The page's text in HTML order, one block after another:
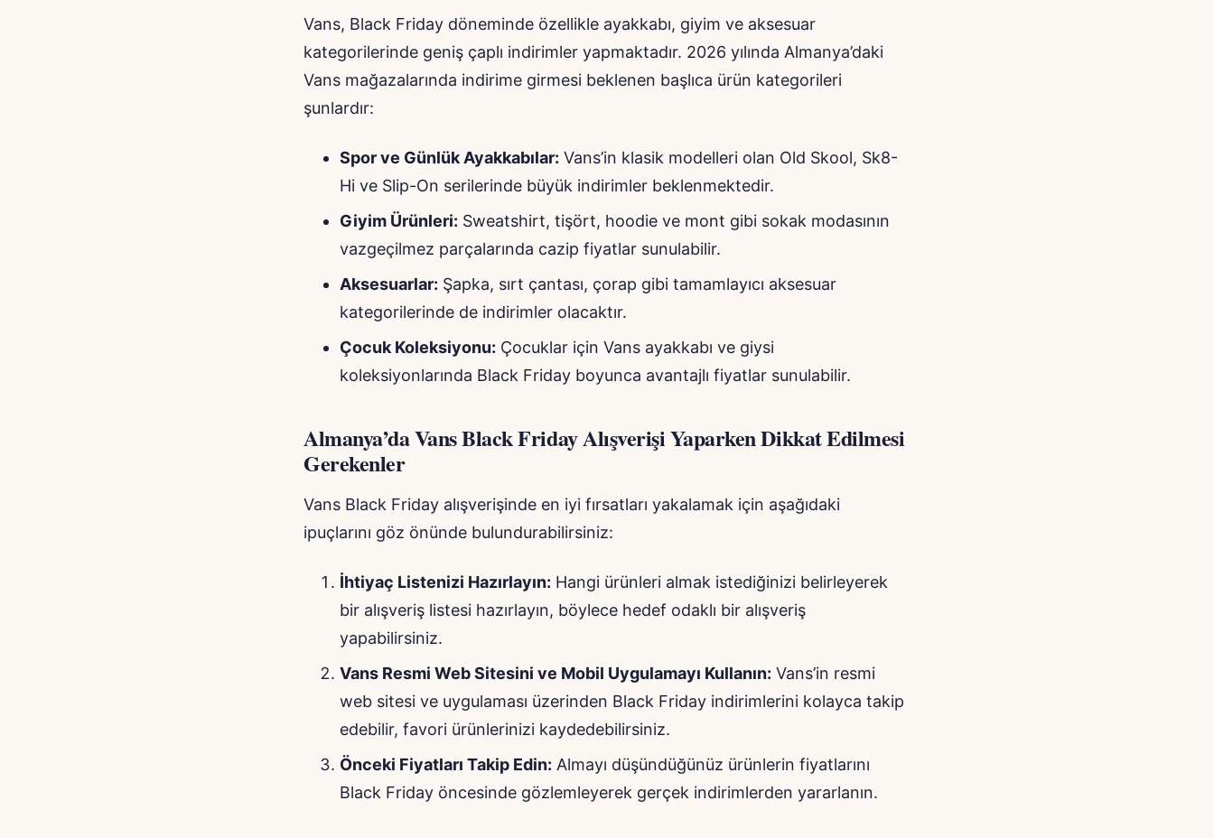
Vans, Black Friday döneminde özellikle ayakkabı, giyim ve aksesuar
kategorilerinde geniş çaplı indirimler yapmaktadır. 2026 yılında Almanya’daki
Vans mağazalarında indirime girmesi beklenen başlıca ürün kategorileri
şunlardır:
Spor ve Günlük Ayakkabılar: Vans’in klasik modelleri olan Old Skool, Sk8-
Hi ve Slip-On serilerinde büyük indirimler beklenmektedir.
Giyim Ürünleri: Sweatshirt, tişört, hoodie ve mont gibi sokak modasının
vazgeçilmez parçalarında cazip fiyatlar sunulabilir.
Aksesuarlar: Şapka, sırt çantası, çorap gibi tamamlayıcı aksesuar
kategorilerinde de indirimler olacaktır.
Çocuk Koleksiyonu: Çocuklar için Vans ayakkabı ve giysi
koleksiyonlarında Black Friday boyunca avantajlı fiyatlar sunulabilir.
Almanya’da Vans Black Friday Alışverişi Yaparken Dikkat Edilmesi
Gerekenler
Vans Black Friday alışverişinde en iyi fırsatları yakalamak için aşağıdaki
ipuçlarını göz önünde bulundurabilirsiniz:
İhtiyaç Listenizi Hazırlayın: Hangi ürünleri almak istediğinizi belirleyerek
bir alışveriş listesi hazırlayın, böylece hedef odaklı bir alışveriş
yapabilirsiniz.
Vans Resmi Web Sitesini ve Mobil Uygulamayı Kullanın: Vans’in resmi
web sitesi ve uygulaması üzerinden Black Friday indirimlerini kolayca takip
edebilir, favori ürünlerinizi kaydedebilirsiniz.
Önceki Fiyatları Takip Edin: Almayı düşündüğünüz ürünlerin fiyatlarını
Black Friday öncesinde gözlemleyerek gerçek indirimlerden yararlanın.